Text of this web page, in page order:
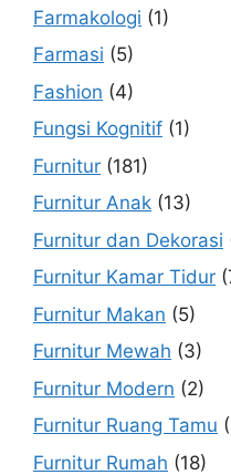
Farmakologi (1)
Farmasi (5)
Fashion (4)
Fungsi Kognitif (1)
Furnitur (181)
Furnitur Anak (13)
Furnitur dan Dekorasi
Furnitur Kamar Tidur
Furnitur Makan (5)
Furnitur Mewah (3)
Furnitur Modern (2)
Furnitur Ruang Tamu
Furnitur Rumah (18)